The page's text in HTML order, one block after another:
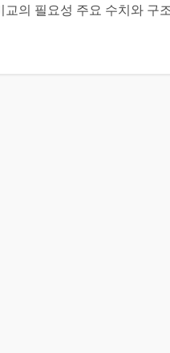
의 필요성 주요 수치와 구